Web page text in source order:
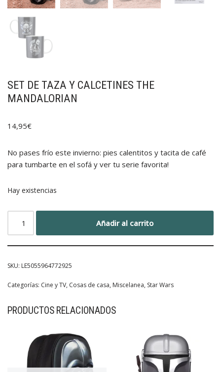
SET DE TAZA Y CALCETINES THE
MANDALORIAN
14,95€
No pases frío este invierno: pies calentitos y tacita de café
para tumbarte en el sofá y ver tu serie favorita!
Hay existencias
Añadir al carrito
SKU: LE5055964772925
Categorías: Cine y TV, Cosas de casa, Miscelanea, Star Wars
PRODUCTOS RELACIONADOS